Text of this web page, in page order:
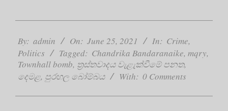
06-
25
By: admin On: June 25, 2021 In: Crime,
Politics
Tagged: Chandrika Bandaranaike, mqry,
Townhall bomb, ත්‍රස්තවාදය වැළැක්වීමේ පනත,
දෙමළ, පුරහල බෝම්බය With: 0 Comments